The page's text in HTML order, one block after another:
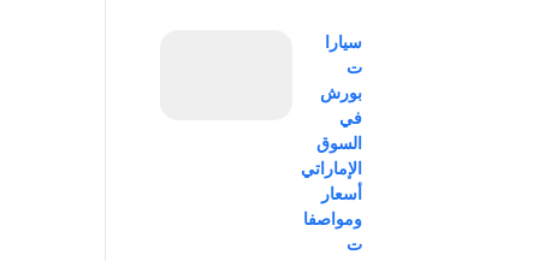
سيارا
ت
بورش
في
السوق
الإماراتي
أسعار
ومواصفا
ت